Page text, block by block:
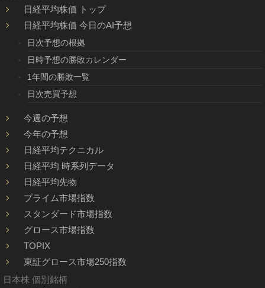
日経平均株価 トップ
日経平均株価 今日のAI予想
日次予想の根拠
日時予想の勝敗カレンダー
1年間の勝敗一覧
日次売買予想
今週の予想
今年の予想
日経平均テクニカル
日経平均 時系列データ
日経平均先物
プライム市場指数
スタンダード市場指数
グロース市場指数
TOPIX
東証グロース市場250指数
日本株 個別銘柄